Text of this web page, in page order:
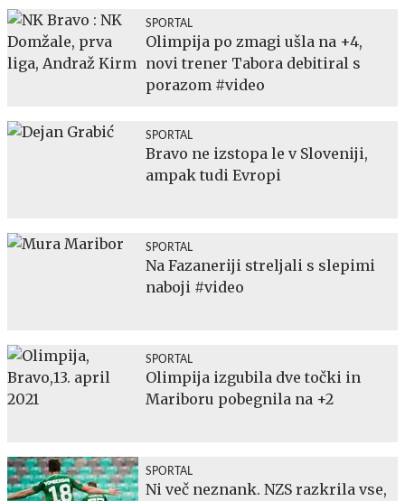
SPORTAL
Olimpija po zmagi ušla na +4,
novi trener Tabora debitiral s
porazom #video
SPORTAL
Bravo ne izstopa le v Sloveniji,
ampak tudi Evropi
SPORTAL
Na Fazaneriji streljali s slepimi
naboji #video
SPORTAL
Olimpija izgubila dve točki in
Mariboru pobegnila na +2
SPORTAL
Ni več neznank. NZS razkrila vse,